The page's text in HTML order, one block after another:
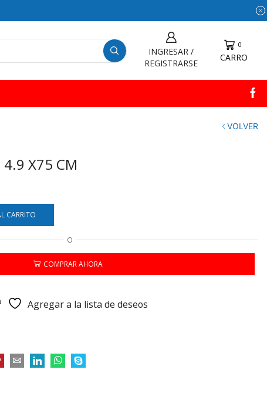
INGRESAR /
REGISTRARSE
0
CARRO
VOLVER
4.9 X75 CM
CARRITO
O
COMPRAR AHORA
Agregar a la lista de deseos